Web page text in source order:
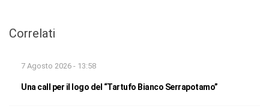
Correlati
7 Agosto 2026 - 13:58
Una call per il logo del “Tartufo Bianco Serrapotamo”